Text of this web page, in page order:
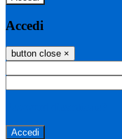
Accedi
button close ×